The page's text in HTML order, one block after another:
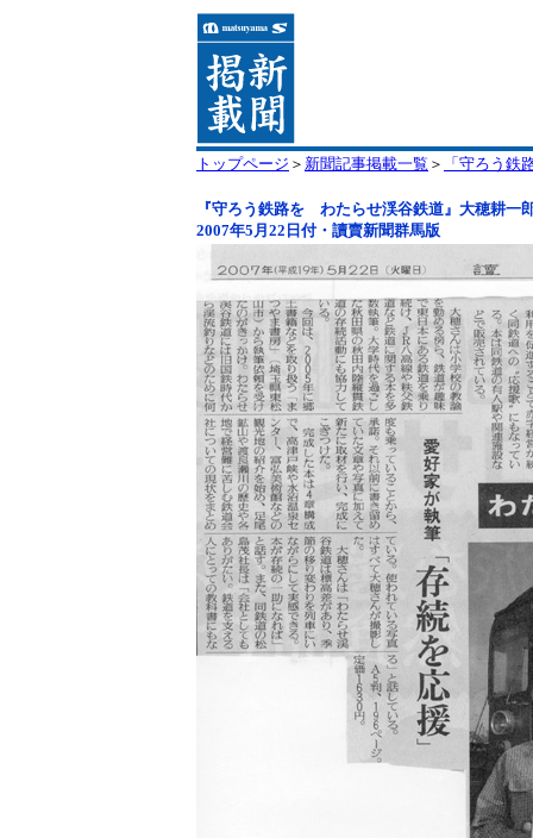
トップページ ＞ 新聞記事掲載一覧 ＞ 「守ろう
『守ろう鉄路を わたらせ渓谷鉄道』大穂耕一
2007年5月22日付・讀賣新聞群馬版